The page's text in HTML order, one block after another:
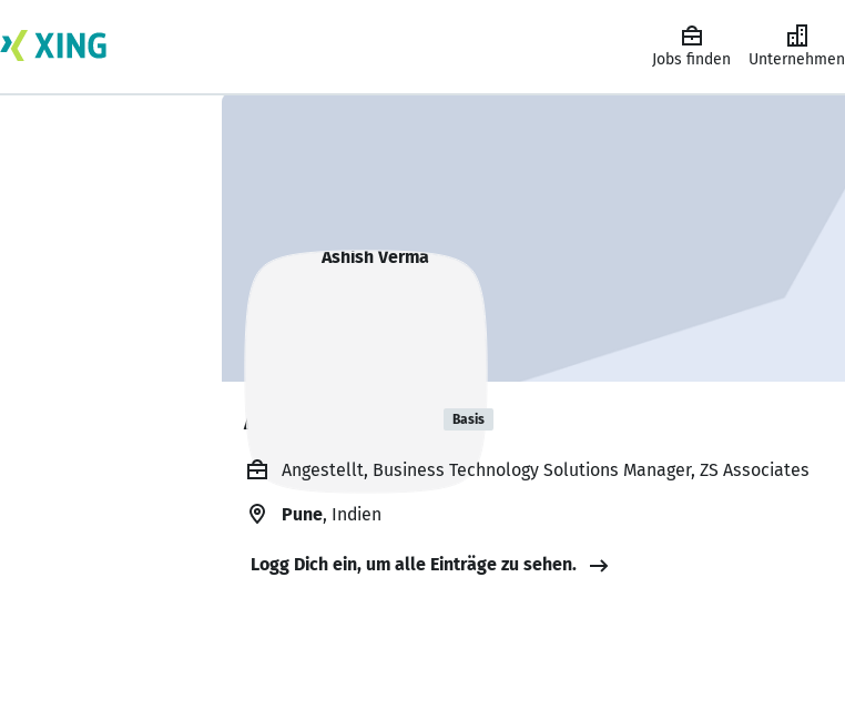
Jobs finden Unternehmen
Ashish Verma Basis
Angestellt, Business Technology Solutions Manager, ZS Associates
Pune, Indien
Logg Dich ein, um alle Einträge zu sehen.